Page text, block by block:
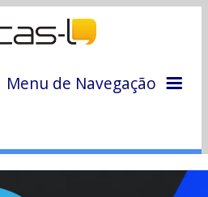
Menu de Navegação